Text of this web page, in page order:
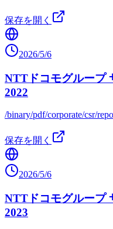
保存を開く
2026/5/6
NTTドコモグループ
2022
/binary/pdf/corporate/csr/
保存を開く
2026/5/6
NTTドコモグループ
2023